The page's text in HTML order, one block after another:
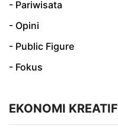
- Pariwisata
- Opini
- Public Figure
- Fokus
EKONOMI KREATIF